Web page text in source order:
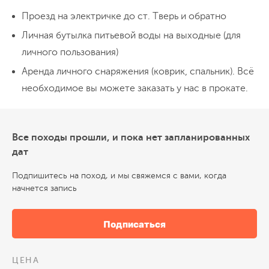
каменоломням. Знакомимся с подземным
. А вечером нас ждут костер,
звездное небо и гитара, если будет
гитарист))).
подъем, сытный завтрак и кофе с видом
на реку.Собираем лагерь, рассаживаемся
в байдарки и отправляемся к
заключительной точке нашего
путешествия. Ещёнесколько часов
распаковываем свои вещи. Скоро за нами
Твери.В Москву вернемся к 20 часам
Сплав 12 км
Можно купаться
Прибытие в Тверь к 18 часам
Проезд на электричке до ст. Тверь и обратно
Личная бутылка питьевой воды на выходные (для
личного пользования)
Аренда личного снаряжения (коврик, спальник). Всё
необходимое вы можете заказать у нас в прокате.
Все походы прошли, и пока нет запланированных
дат
Подпишитесь на поход, и мы свяжемся с вами, когда
начнется запись
Подписаться
ЦЕНА